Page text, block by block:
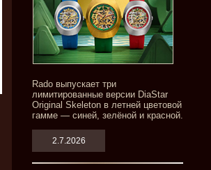
Rado выпускает три
лимитированные версии DiaStar
Original Skeleton в летней цветовой
гамме — синей, зелёной и красной.
2.7.2026